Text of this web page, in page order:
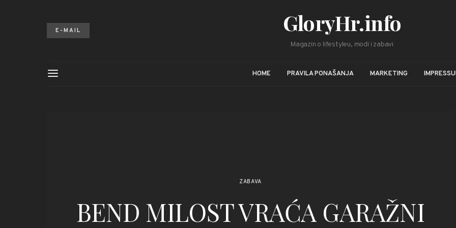
E-MAIL GloryHr.info
Magazin o lifestyleu, modi i zabavi
HOME PRAVILA PONAŠANJA MARKETING
ZABAVA
BEND MILOST VRAĆA GARAŽNI